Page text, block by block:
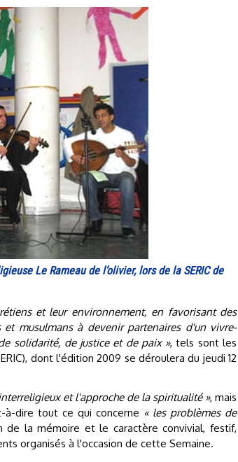
Le Rameau de l’olivier, lors de la SERIC de
et leur environnement, en favorisant des
musulmans à devenir partenaires d'un vivre-
solidarité, de justice et de paix », tels sont les
dont l'édition 2009 se déroulera du jeudi 12
et l'approche de la spiritualité », mais
à-dire tout ce qui concerne « les problèmes de
de la mémoire et le caractère convivial, festif,
organisés à l'occasion de cette Semaine.